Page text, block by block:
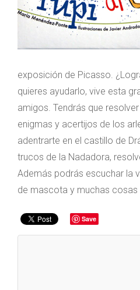
exposición de Picasso.
quieres ayudarlo, vive esta
amigos. Tendrás que
enigmas y acertijos de los
adentrarte en el castillo de
trucos de la Nadadora,
Además podrás escuchar la
de mascota y muchas cosas
Save